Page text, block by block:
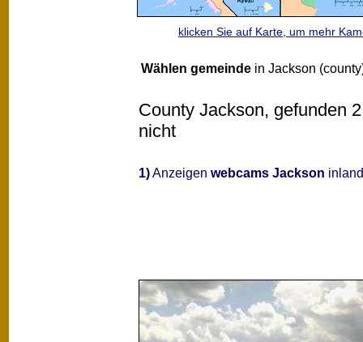
klicken Sie auf Karte, um mehr
Wählen gemeinde in Jackson
County Jackson, gefunden
nicht
1)Anzeigen webcams Jackson